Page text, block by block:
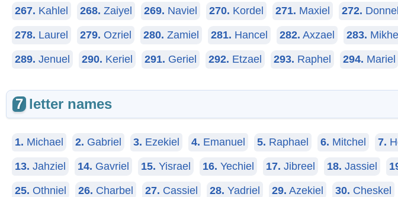
267. Kahlel 268. Zaiyel 269. Naviel 270. Kordel 271. Maxiel 272. Donnel
278. Laurel 279. Ozriel 280. Zamiel 281. Hancel 282. Axzael 283. Mikhel
289. Jenuel 290. Keriel 291. Geriel 292. Etzael 293. Raphel 294. Mariel
7 letter names
1. Michael 2. Gabriel 3. Ezekiel 4. Emanuel 5. Raphael 6. Mitchel 7.
13. Jahziel 14. Gavriel 15. Yisrael 16. Yechiel 17. Jibreel 18. Jassiel
25. Othniel 26. Charbel 27. Cassiel 28. Yadriel 29. Azekiel 30. Cheskel